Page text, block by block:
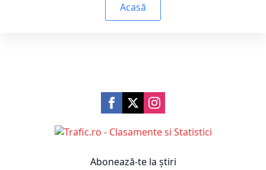
Acasă
Abonează-te la știri